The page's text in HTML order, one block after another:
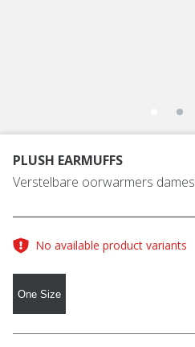
PLUSH EARMUFFS
Verstelbare oorwarmers dames
No available product variants
One Size